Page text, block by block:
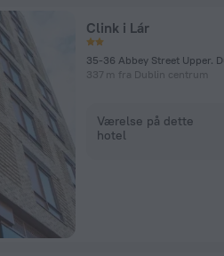
Clink i Lár
35-36 Abbey Street Upper.
337 m fra Dublin centrum
Værelse på dette
hotel